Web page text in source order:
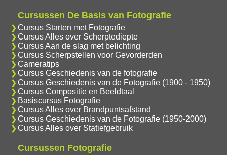
Cursussen De Basis van Fotografie
Cursus Starten met Fotografie
Cursus Alles over Scherptediepte
Cursus Aan de slag met belichting
Cursus Scherpstellen voor Gevorderden
Cameratips
Cursus Geschiedenis van de fotografie
Cursus Geschiedenis van de Fotografie (1900 - 1950)
Cursus Compositie en Beeldtaal
Basiscursus Fotografie
Cursus Alles over Brandpuntsafstand
Cursus Geschiedenis van de Fotografie (1950-2000)
Cursus Alles over Statiefgebruik
Cursussen Fotografie